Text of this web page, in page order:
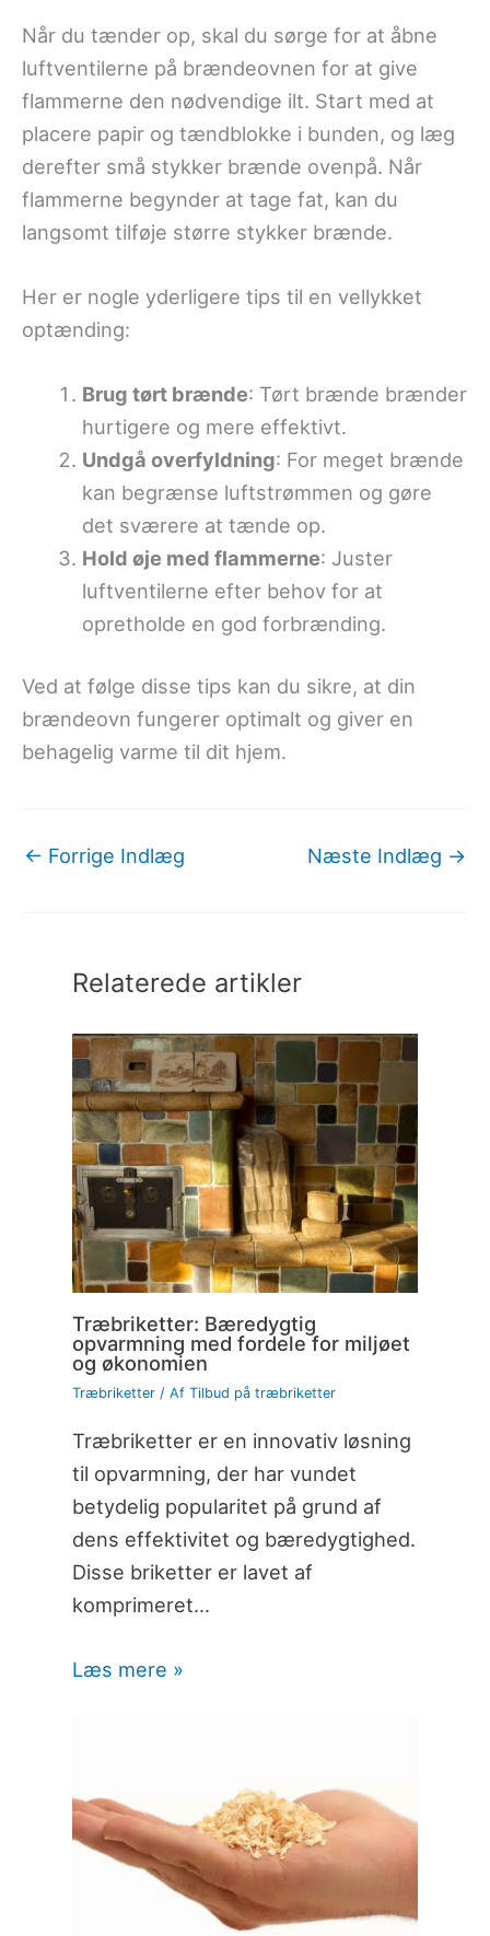
Når du tænder op, skal du sørge for at åbne
luftventilerne på brændeovnen for at give
flammerne den nødvendige ilt. Start med at
placere papir og tændblokke i bunden, og læg
derefter små stykker brænde ovenpå. Når
flammerne begynder at tage fat, kan du
langsomt tilføje større stykker brænde.
Her er nogle yderligere tips til en vellykket
optænding:
Brug tørt brænde: Tørt brænde brænder
hurtigere og mere effektivt.
Undgå overfyldning: For meget brænde
kan begrænse luftstrømmen og gøre
det sværere at tænde op.
Hold øje med flammerne: Juster
luftventilerne efter behov for at
opretholde en god forbrænding.
Ved at følge disse tips kan du sikre, at din
brændeovn fungerer optimalt og giver en
behagelig varme til dit hjem.
← Forrige Indlæg Næste Indlæg →
Relaterede artikler
Træbriketter: Bæredygtig
opvarmning med fordele for miljøet
og økonomien
Træbriketter/ Af Tilbud på træbriketter
Træbriketter er en innovativ løsning
til opvarmning, der har vundet
betydelig popularitet på grund af
dens effektivitet og bæredygtighed.
Disse briketter er lavet af
komprimeret…
Læs mere »